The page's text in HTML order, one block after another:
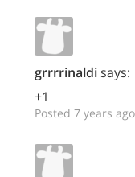
grrrrinaldisays:
+1
Posted 7 years ago